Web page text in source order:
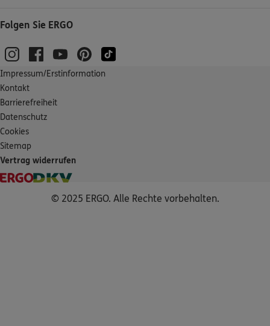
Folgen Sie ERGO
Impressum/Erstinformation
Kontakt
Barrierefreiheit
Datenschutz
Cookies
Sitemap
Vertrag widerrufen
© 2025 ERGO. Alle Rechte vorbehalten.